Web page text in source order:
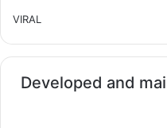
VIRAL
Developed and